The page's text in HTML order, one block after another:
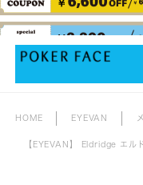
HOME EYEVAN
【EYEVAN】 Eldridge エル